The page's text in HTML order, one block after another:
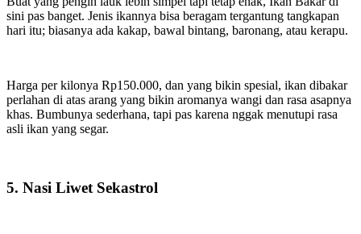
sini pas banget. Jenis ikannya bisa beragam tergantung tangkapan
hari itu; biasanya ada kakap, bawal bintang, baronang, atau kerapu.
Harga per kilonya Rp150.000, dan yang bikin spesial, ikan dibakar
perlahan di atas arang yang bikin aromanya wangi dan rasa asapnya
khas. Bumbunya sederhana, tapi pas karena nggak menutupi rasa
asli ikan yang segar.
5. Nasi Liwet Sekastrol